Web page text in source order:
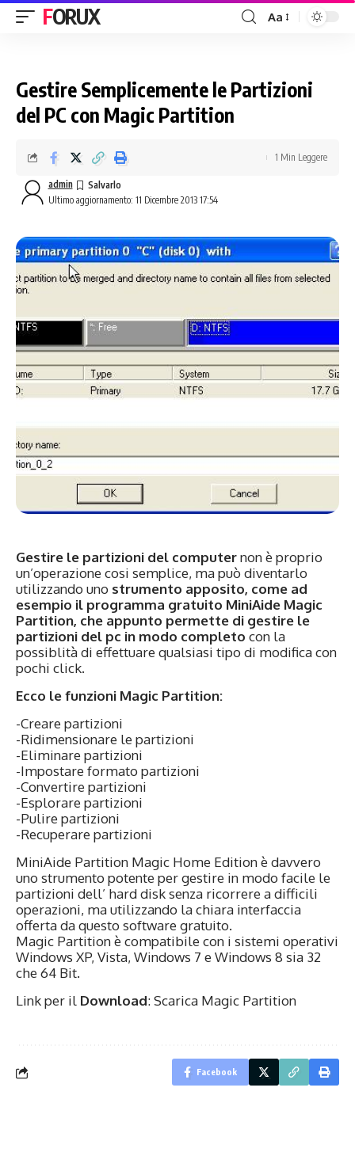
FORUX Aa
Gestire Semplicemente le Partizioni
del PC con Magic Partition
Ultimo aggiornamento: 11 Dicembre 2013 17:54
admin
1 Min Leggere
Gestire le partizioni del computernon è proprio
un’operazione cosi semplice, ma può diventarlo
utilizzando uno strumento apposito, come ad
esempio il programma gratuito MiniAide Magic
Partition, che appunto permette di gestire le
partizioni del pc in modo completo con la
possiblità di effettuare qualsiasi tipo di modifica con
pochi click.
Ecco le funzioni Magic Partition:
-Creare partizioni
-Ridimensionare le partizioni
-Eliminare partizioni
-Impostare formato partizioni
-Convertire partizioni
-Esplorare partizioni
-Pulire partizioni
-Recuperare partizioni
MiniAide Partition Magic Home Edition è davvero
uno strumento potente per gestire in modo facile le
partizioni dell’ hard disk senza ricorrere a difficili
operazioni, ma utilizzando la chiara interfaccia
offerta da questo software gratuito.
Magic Partition è compatibile con i sistemi operativi
Windows XP, Vista, Windows 7 e Windows 8 sia 32
che 64 Bit.
Link per il Download: Scarica Magic Partition
Facebook